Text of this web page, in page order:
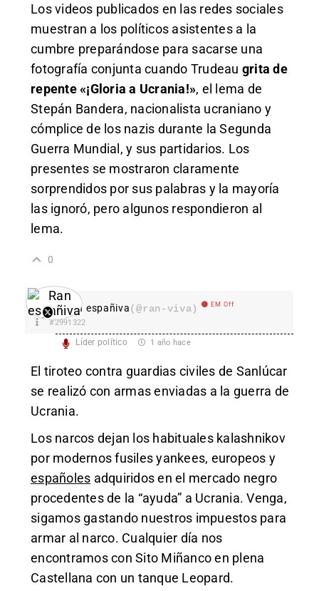
Losvideos publicados en las redes sociales
muestran a los políticos asistentes a la
cumbre preparándose para sacarse una
fotografía conjunta cuando Trudeau grita de
repente «¡Gloria a Ucrania!», el lema de
Stepán Bandera, nacionalista ucraniano y
cómplice de los nazis durante la Segunda
Guerra Mundial, y sus partidarios. Los
presentes se mostraron claramente
sorprendidos por sus palabras y la mayoría
las ignoró, pero algunos respondieron al
lema.
0
Ran españiva(@ran-viva) EM Off
#2991322
Líder político 1 año hace
El tiroteo contra guardias civiles de Sanlúcar
se realizó con armas enviadas a la guerra de
Ucrania.
Los narcos dejan los habituales kalashnikov
por modernos fusiles yankees, europeos y
españoles adquiridos en el mercado negro
procedentes de la “ayuda” a Ucrania. Venga,
sigamos gastando nuestros impuestos para
armar al narco. Cualquier día nos
encontramos con Sito Miñanco en plena
Castellana con un tanque Leopard.